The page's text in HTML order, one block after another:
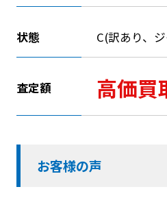
状態 C(訳あり、
査定額 高価買
お客様の声